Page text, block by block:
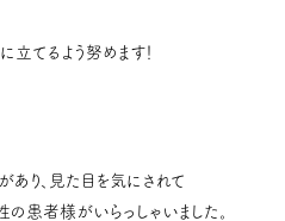
立てるよう努めます！
り、見た目を気にされて
患者様がいらっしゃいました。